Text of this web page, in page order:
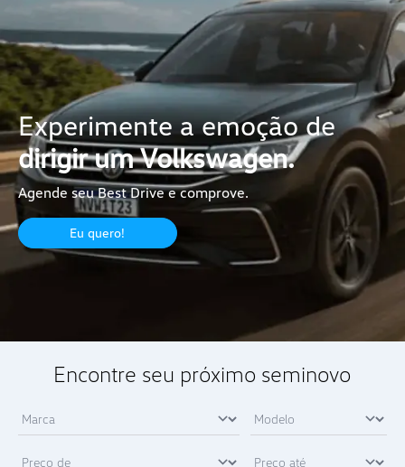
Experimente a emoção de
dirigir um Volkswagen.
Agende seu Best Drive e comprove.
Eu quero!
Encontre seu próximo seminovo